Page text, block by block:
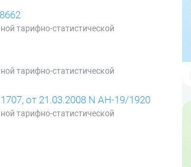
тарифно-статистической
тарифно-статистической
от 21.03.2008 N АН-19/1920
тарифно-статистической